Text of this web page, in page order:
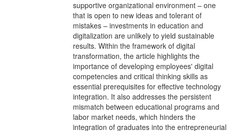
supportive organizational environment – one
that is open to new ideas and tolerant of
mistakes – investments in education and
digitalization are unlikely to yield sustainable
results. Within the framework of digital
transformation, the article highlights the
importance of developing employees' digital
competencies and critical thinking skills as
essential prerequisites for effective technology
integration. It also addresses the persistent
mismatch between educational programs and
labor market needs, which hinders the
integration of graduates into the entrepreneurial